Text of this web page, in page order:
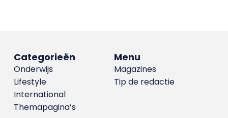
Menu
Magazines
Tip de redactie
Categorieën
Onderwijs
Lifestyle
International
Themapagina’s